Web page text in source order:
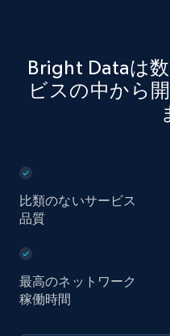
Bright Dataは
ビスの中から
比類のないサービス
品質
最高のネットワーク
稼働時間